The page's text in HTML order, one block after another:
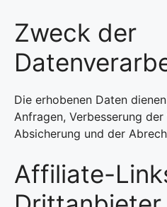
Zweck der
Die erhobenen Daten
Anfragen, Verbesserung
Absicherung und der
Affiliate-